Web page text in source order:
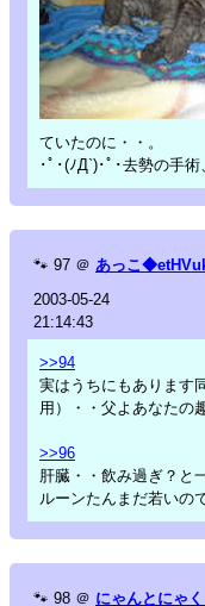
ていたのに・・。
･ﾟ･(ﾉД`)･ﾟ･去勢の手術
🐾 97 ＠ あっこ
2003-05-24
21:14:43
>>94
実はうちにもあります
用）・・父よあなたの
>>96
肝臓・・飲み過ぎ？と
ルーンたんまだ若いの
🐾 98 ＠ にゃんとにゃく